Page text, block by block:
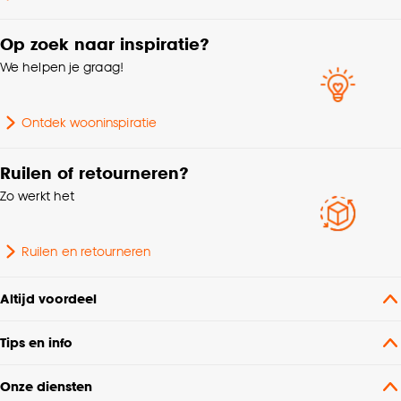
Op zoek naar inspiratie?
We helpen je graag!
Ontdek wooninspiratie
Ruilen of retourneren?
Zo werkt het
Ruilen en retourneren
Altijd voordeel
Tips en info
Onze diensten